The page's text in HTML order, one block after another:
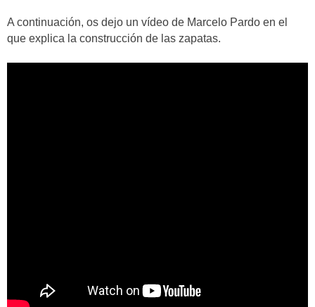
A continuación, os dejo un vídeo de Marcelo Pardo en el
que explica la construcción de las zapatas.